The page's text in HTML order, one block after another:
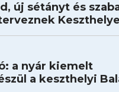
új sétányt és
a nyár kiemelt
a keszthelyi